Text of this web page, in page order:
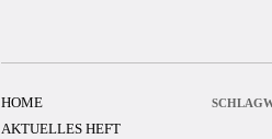
HOME
AKTUELLES HEFT